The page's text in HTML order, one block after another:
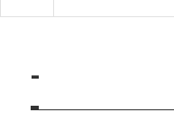
보
위
-